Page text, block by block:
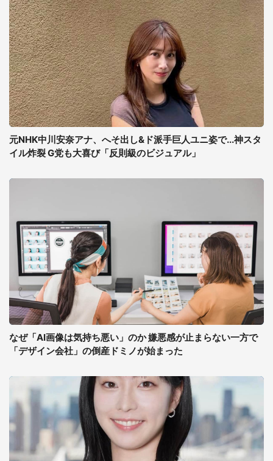
元NHK中川安奈アナ、へそ出し&ド派手巨人ユニ姿で...神スタ
イル炸裂 G党も大喜び「反則級のビジュアル」
なぜ「AI画像は気持ち悪い」のか 嫌悪感が止まらない一方で
「デザイン会社」の倒産ドミノが始まった